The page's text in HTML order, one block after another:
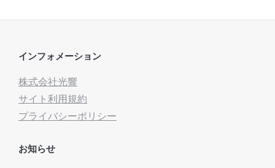
インフォメーション
株式会社光響
サイト利用規約
プライバシーポリシー
お知らせ